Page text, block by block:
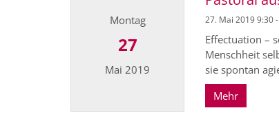
Montag
27
Mai 2019
27. Mai 2019 9:30
Effectuation –
Menschheit
sie spontan
Mehr